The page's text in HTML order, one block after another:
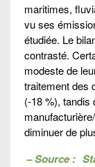
maritimes,
vu ses
étudiée. Le
contrasté.
modeste de
traitement des
(-18 %), tandis
diminuer de
– Source :